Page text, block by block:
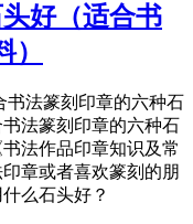
头好（适合书
书法篆刻印章的六种石
法篆刻印章的六种石
法作品印章知识及常
章或者喜欢篆刻的朋
么石头好？